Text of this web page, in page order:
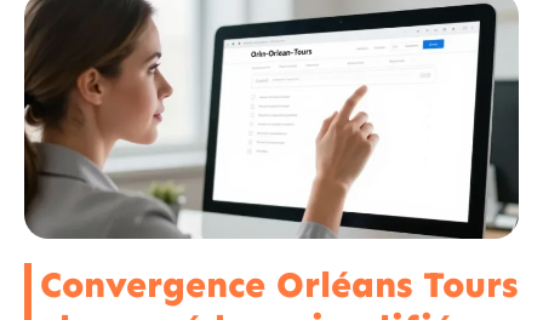
Convergence Orléans Tours